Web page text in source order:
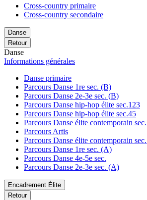
Cross-country primaire
Cross-country secondaire
Danse
Retour
Danse
Informations générales
Danse primaire
Parcours Danse 1re sec. (B)
Parcours Danse 2e-3e sec. (B)
Parcours Danse hip-hop élite sec.123
Parcours Danse hip-hop élite sec.45
Parcours Danse élite contemporain
Parcours Artis
Parcours Danse élite contemporain
Parcours Danse 1re sec. (A)
Parcours Danse 4e-5e sec.
Parcours Danse 2e-3e sec. (A)
Encadrement Élite
Retour